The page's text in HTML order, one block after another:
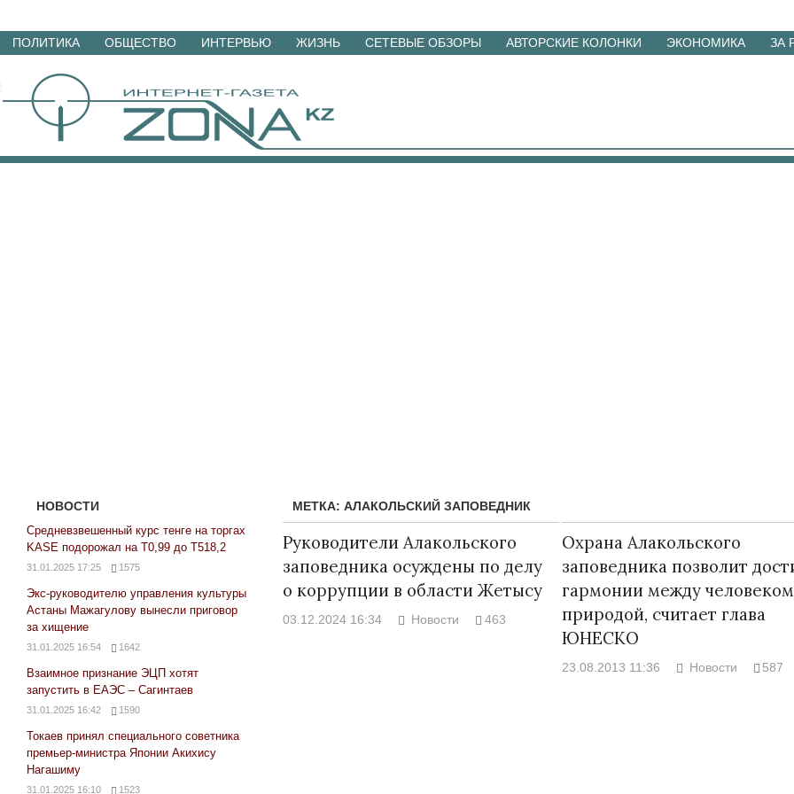
Перейти
материалам
ПОЛИТИКА ОБЩЕСТВО ИНТЕРВЬЮ ЖИЗНЬ СЕТЕВЫЕ ОБЗОРЫ АВТОРСКИЕ КОЛОНКИ ЭКОНОМИКА ЗА
МЕТКА:АЛАКОЛЬСКИЙ ЗАПОВЕДНИК
Руководители Алакольского
заповедника осуждены по делу
о коррупции в области Жетысу
03.12.2024 16:34 Новости 463
Охрана Алакольского
заповедника позволит
гармонии между
природой, считает глава
ЮНЕСКО
23.08.2013 11:36 Новости 587
НОВОСТИ
Средневзвешенный курс тенге на торгах
KASE подорожал на Т0,99 до Т518,2
31.01.2025 17:25 1575
Экс-руководителю управления культуры
Астаны Мажагулову вынесли приговор
за хищение
31.01.2025 16:54 1642
Взаимное признание ЭЦП хотят
запустить в ЕАЭС – Сагинтаев
31.01.2025 16:42 1590
Токаев принял специального советника
премьер-министра Японии Акихису
Нагашиму
31.01.2025 16:10 1523
Народ выбрал свет
Странная